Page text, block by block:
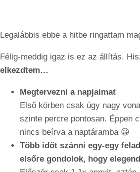
Legalábbis ebbe a hitbe ringattam
Félig-meddig igaz is ez az állítás.
elkezdtem…
Megtervezni a napjaimat
Első körben csak úgy nagy
szinte percre pontosan. Éppen
nincs beírva a naptáramba 😀
Több időt szánni egy-egy
elsőre gondolok, hogy